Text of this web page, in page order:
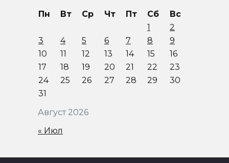
Август 2026
Пн Вт Ср Чт Пт Сб
Вс
1
2
3
4 5 6 7 8
9
10
11 12 13 14 15
16
17
18 19 20 21 22
23
24
25 26 27 28 29
30
31
« Июл